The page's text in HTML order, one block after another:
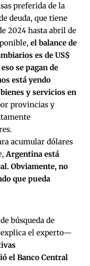
preferida de la
deuda, que tiene
2024 hasta abril de
el balance de
es de US$
se pagan de
está yendo
y servicios en
provincias y
acumular dólares
, Argentina está
Obviamente, no
que pueda
búsqueda de
el experto—
el Banco Central